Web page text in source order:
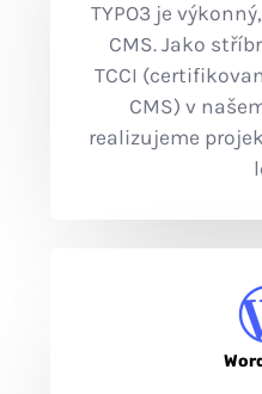
TYPO3 je
CMS. Jako
TCCI
CMS) v
realizujeme